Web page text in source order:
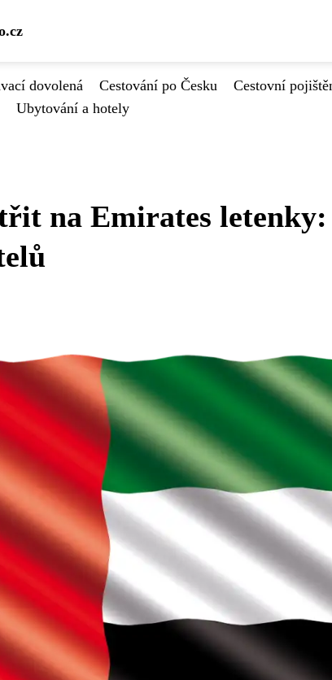
dovolená Cestování po Česku Cestovní
Ubytování a hotely
na Emirates